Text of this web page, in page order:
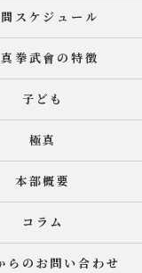
スケジュール
拳武會の特徴
子ども
極真
本部概要
コラム
らのお問い合わせ